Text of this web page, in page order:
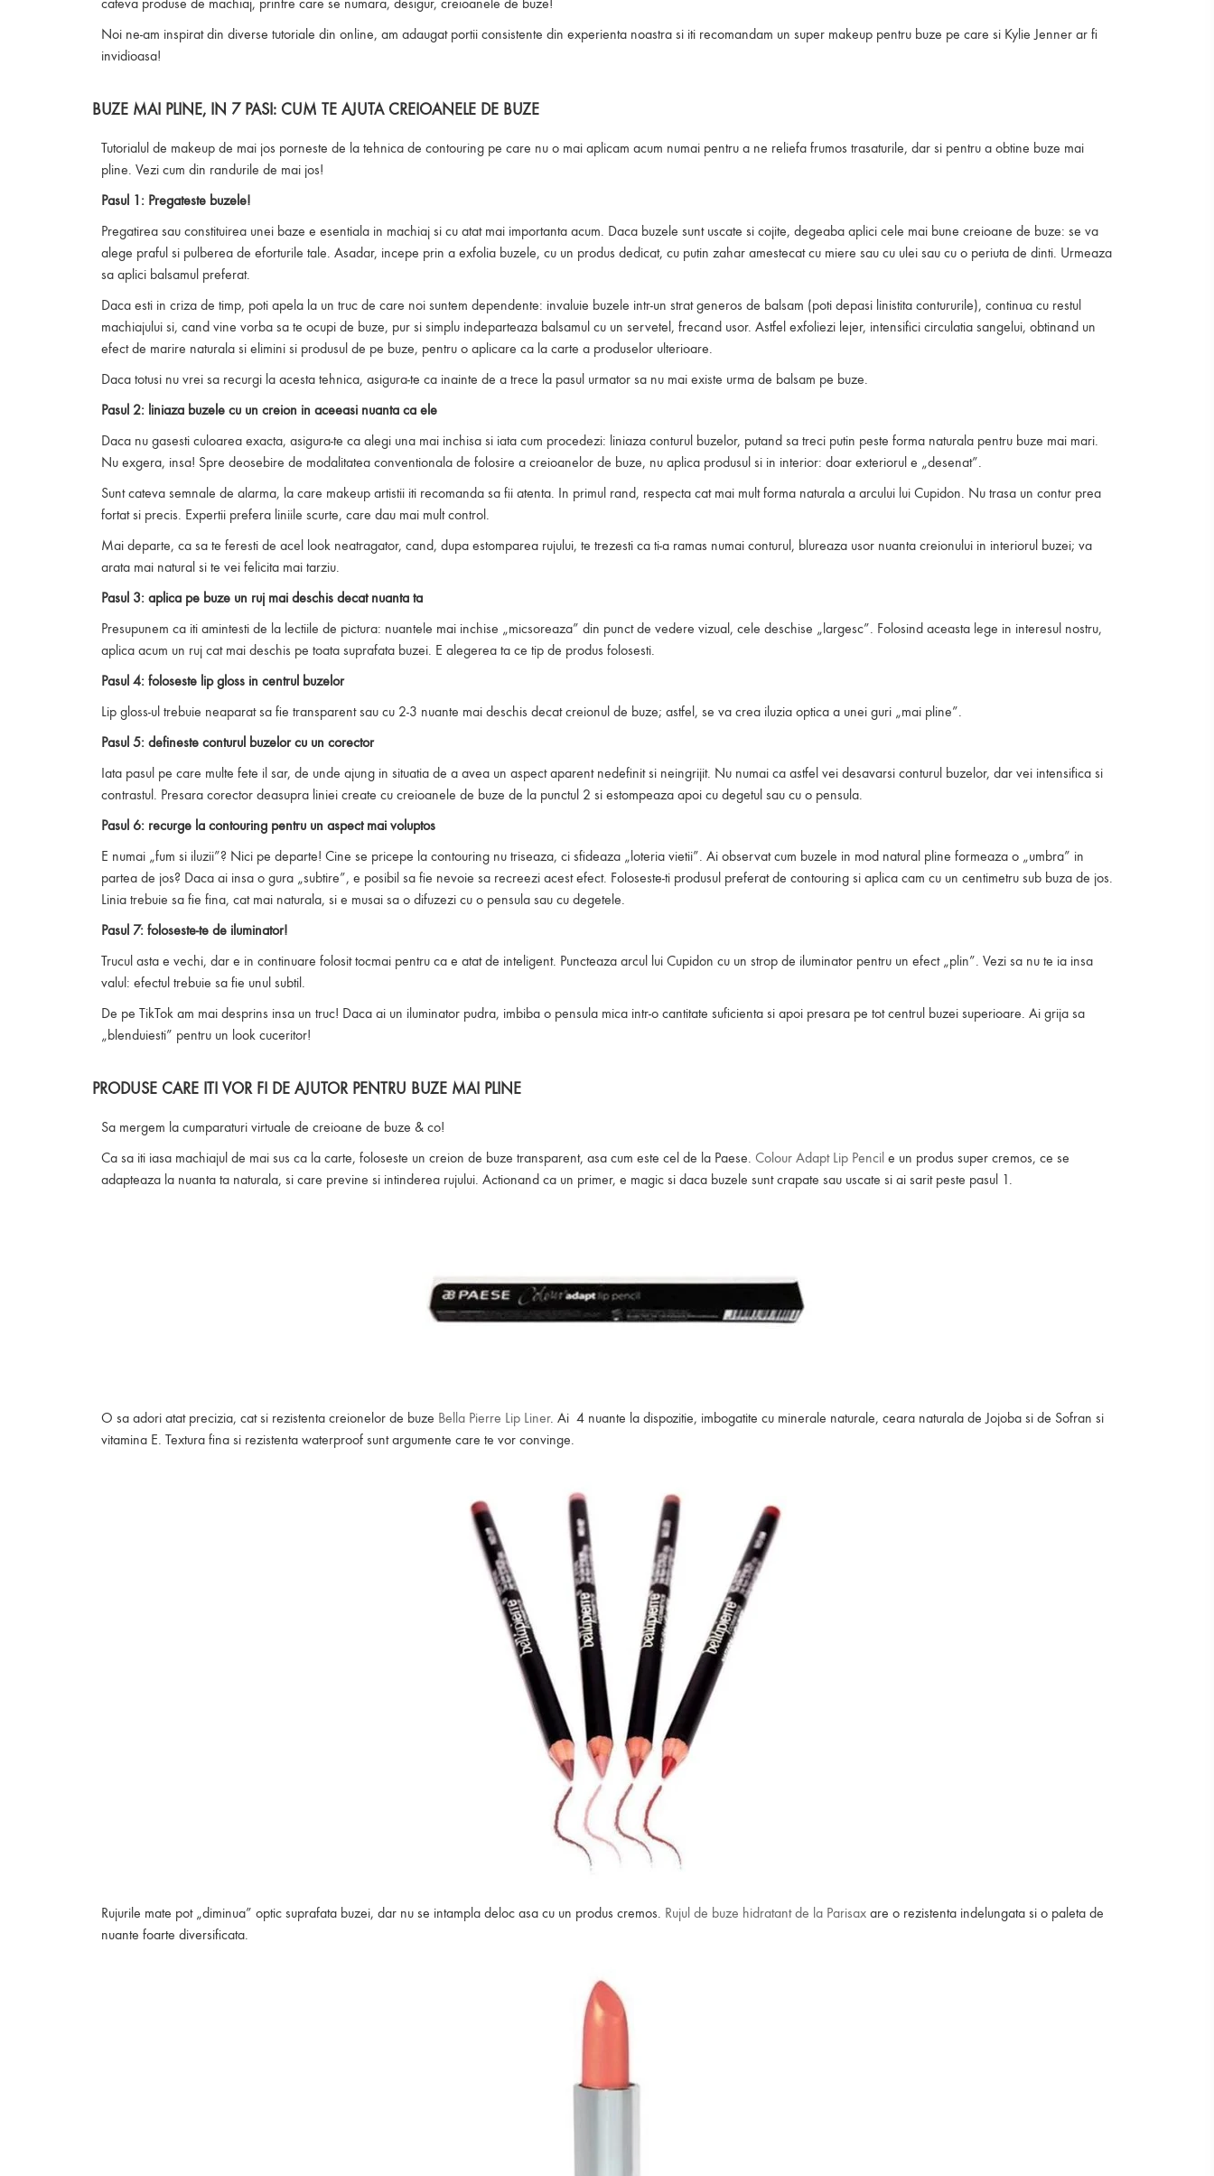
Noi ne-am inspirat din diverse tutoriale din online, am adaugat portii consistente din experienta noastra si iti recomandam un super makeup pentru buze pe care si Kylie Jenner ar fi
invidioasa!
BUZE MAI PLINE, IN 7 PASI: CUM TE AJUTA CREIOANELE DE BUZE
Tutorialul de makeup de mai jos porneste de la tehnica de contouring pe care nu o mai aplicam acum numai pentru a ne reliefa frumos trasaturile, dar si pentru a obtine buze mai
pline. Vezi cum din randurile de mai jos!
Pasul 1: Pregateste buzele!
Pregatirea sau constituirea unei baze e esentiala in machiaj si cu atat mai importanta acum. Daca buzele sunt uscate si cojite, degeaba aplici cele mai bune creioane de buze: se va
alege praful si pulberea de eforturile tale. Asadar, incepe prin a exfolia buzele, cu un produs dedicat, cu putin zahar amestecat cu miere sau cu ulei sau cu o periuta de dinti. Urmeaza
sa aplici balsamul preferat.
Daca esti in criza de timp, poti apela la un truc de care noi suntem dependente: invaluie buzele intr-un strat generos de balsam (poti depasi linistita contururile), continua cu restul
machiajului si, cand vine vorba sa te ocupi de buze, pur si simplu indeparteaza balsamul cu un servetel, frecand usor. Astfel exfoliezi lejer, intensifici circulatia sangelui, obtinand un
efect de marire naturala si elimini si produsul de pe buze, pentru o aplicare ca la carte a produselor ulterioare.
Daca totusi nu vrei sa recurgi la acesta tehnica, asigura-te ca inainte de a trece la pasul urmator sa nu mai existe urma de balsam pe buze.
Pasul 2: liniaza buzele cu un creion in aceeasi nuanta ca ele
Daca nu gasesti culoarea exacta, asigura-te ca alegi una mai inchisa si iata cum procedezi: liniaza conturul buzelor, putand sa treci putin peste forma naturala pentru buze mai mari.
Nu exgera, insa! Spre deosebire de modalitatea conventionala de folosire a creioanelor de buze, nu aplica produsul si in interior: doar exteriorul e „desenat”.
Sunt cateva semnale de alarma, la care makeup artistii iti recomanda sa fii atenta. In primul rand, respecta cat mai mult forma naturala a arcului lui Cupidon. Nu trasa un contur prea
fortat si precis. Expertii prefera liniile scurte, care dau mai mult control.
Mai departe, ca sa te feresti de acel look neatragator, cand, dupa estomparea rujului, te trezesti ca ti-a ramas numai conturul, blureaza usor nuanta creionului in interiorul buzei; va
arata mai natural si te vei felicita mai tarziu.
Pasul 3: aplica pe buze un ruj mai deschis decat nuanta ta
Presupunem ca iti amintesti de la lectiile de pictura: nuantele mai inchise „micsoreaza” din punct de vedere vizual, cele deschise „largesc”. Folosind aceasta lege in interesul nostru,
aplica acum un ruj cat mai deschis pe toata suprafata buzei. E alegerea ta ce tip de produs folosesti.
Pasul 4: foloseste lip gloss in centrul buzelor
Lip gloss-ul trebuie neaparat sa fie transparent sau cu 2-3 nuante mai deschis decat creionul de buze; astfel, se va crea iluzia optica a unei guri „mai pline”.
Pasul 5: defineste conturul buzelor cu un corector
Iata pasul pe care multe fete il sar, de unde ajung in situatia de a avea un aspect aparent nedefinit si neingrijit. Nu numai ca astfel vei desavarsi conturul buzelor, dar vei intensifica si
contrastul. Presara corector deasupra liniei create cu creioanele de buze de la punctul 2 si estompeaza apoi cu degetul sau cu o pensula.
Pasul 6: recurge la contouring pentru un aspect mai voluptos
E numai „fum si iluzii”? Nici pe departe! Cine se pricepe la contouring nu triseaza, ci sfideaza „loteria vietii”. Ai observat cum buzele in mod natural pline formeaza o „umbra” in
partea de jos? Daca ai insa o gura „subtire”, e posibil sa fie nevoie sa recreezi acest efect. Foloseste-ti produsul preferat de contouring si aplica cam cu un centimetru sub buza de jos.
Linia trebuie sa fie fina, cat mai naturala, si e musai sa o difuzezi cu o pensula sau cu degetele.
Pasul 7: foloseste-te de iluminator!
Trucul asta e vechi, dar e in continuare folosit tocmai pentru ca e atat de inteligent. Puncteaza arcul lui Cupidon cu un strop de iluminator pentru un efect „plin”. Vezi sa nu te ia insa
valul: efectul trebuie sa fie unul subtil.
De pe TikTok am mai desprins insa un truc! Daca ai un iluminator pudra, imbiba o pensula mica intr-o cantitate suficienta si apoi presara pe tot centrul buzei superioare. Ai grija sa
„blenduiesti” pentru un look cuceritor!
PRODUSE CARE ITI VOR FI DE AJUTOR PENTRU BUZE MAI PLINE
Sa mergem la cumparaturi virtuale de creioane de buze & co!
Ca sa iti iasa machiajul de mai sus ca la carte, foloseste un creion de buze transparent, asa cum este cel de la Paese. Colour Adapt Lip Pencil e un produs super cremos, ce se
adapteaza la nuanta ta naturala, si care previne si intinderea rujului. Actionand ca un primer, e magic si daca buzele sunt crapate sau uscate si ai sarit peste pasul 1.
O sa adori atat precizia, cat si rezistenta creionelor de buze Bella Pierre Lip Liner. Ai 4 nuante la dispozitie, imbogatite cu minerale naturale, ceara naturala de Jojoba si de Sofran si
vitamina E. Textura fina si rezistenta waterproof sunt argumente care te vor convinge.
Rujurile mate pot „diminua” optic suprafata buzei, dar nu se intampla deloc asa cu un produs cremos. Rujul de buze hidratant de la Parisax are o rezistenta indelungata si o paleta de
nuante foarte diversificata.